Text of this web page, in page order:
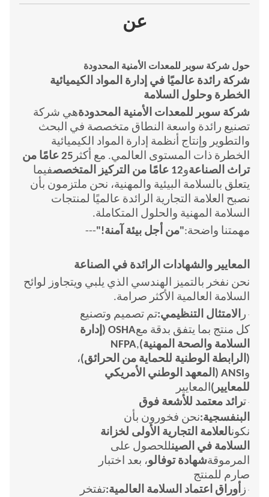
عن
حول شركة سوبر للمعدات الأمنية المحدودة
شركة رائدة عالميًا في إدارة المواد الكيميائية
الخطرة وحلول السلامة
شركة سوبر للمعدات الأمنية المحدودةهي شركة
تصنيع رائدة واسعة النطاق متخصصة في البحث
والتطوير وإنتاج أنظمة إدارة المواد الكيميائية
الخطرة ذات المستوى العالمي. مع أكثر
25 عامًا من
تراث الصناعةو12 عامًا من التركيز المتخصص
فيما
يتعلق بالسلامة البيئية والمهنية، نحن ملتزمون بأن
نصبح العلامة التجارية الرائدة عالميًا لمنتجات
السلامة المهنية والحلول المتكاملة.
مهمتنا واضحة:"من أجل بيئة آمنة!"---
المعايير والشهادات الرائدة في الصناعة
نحن نفخر بالتميز الهندسي الذي يلبي ويتجاوز لوائح
السلامة العالمية الأكثر صرامة.
· ر الامتثال التنظيمي:تم تصميم وتصنيع
كل منتج بما يتفق بدقة مع
OSHA (إدارة
السلامة والصحة المهنية),
NFPA
(الرابطة الوطنية للحماية من الحرائق)،
و
ANSI (المعهد الوطني الأمريكي
للمعايير)المعايير
· ترائد معتمد للأشعة فوق
البنفسجية:نحن فخورون بأن
نكونالعلامة التجارية الأولى لخزانة
السلامة في الصينللحصول على
المرموقةشهادة توفالو، بعد اختبار
صارم للمنتج
· ز أوراق اعتماد السلامة العالمية:تفتخر